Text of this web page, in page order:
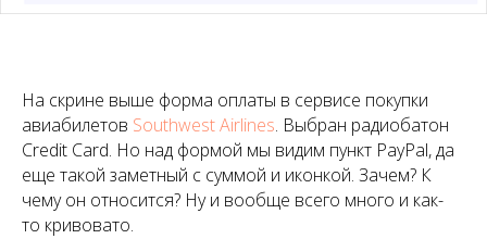
На скрине выше форма оплаты в сервисе покупки
авиабилетов Southwest Airlines. Выбран радиобатон
Credit Card. Но над формой мы видим пункт PayPal, да
еще такой заметный с суммой и иконкой. Зачем? К
чему он относится? Ну и вообще всего много и как-
то кривовато.